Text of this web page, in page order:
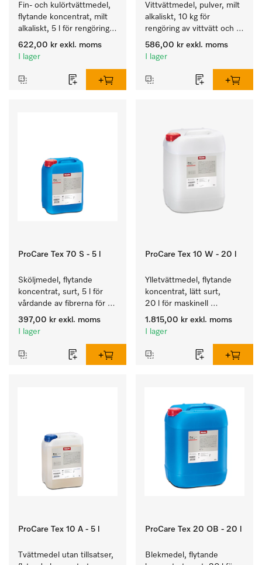
Fin- och kulörtvättmedel,
flytande koncentrat, milt
alkaliskt, 5 l för rengöring
av kulörtvätt och ömtåliga
textilier.
622,00 kr exkl. moms
I lager
Vittvättmedel, pulver, milt
alkaliskt, 10 kg för
rengöring av vittvätt och
färgäkta kulörtvätt.
586,00 kr exkl. moms
I lager
ProCare Tex 70 S - 5 l
Sköljmedel, flytande
koncentrat, surt, 5 l för
vårdande av fibrerna för
en långvarig smidighet
hos textilierna.
397,00 kr exkl. moms
I lager
ProCare Tex 10 W - 20 l
Ylletvättmedel, flytande
koncentrat, lätt surt,
20 l för maskinell
rengöring av ylle
1.815,00 kr exkl. moms
I lager
ProCare Tex 10 A - 5 l
Tvättmedel utan tillsatser,
ProCare Tex 20 OB - 20 l
Blekmedel, flytande